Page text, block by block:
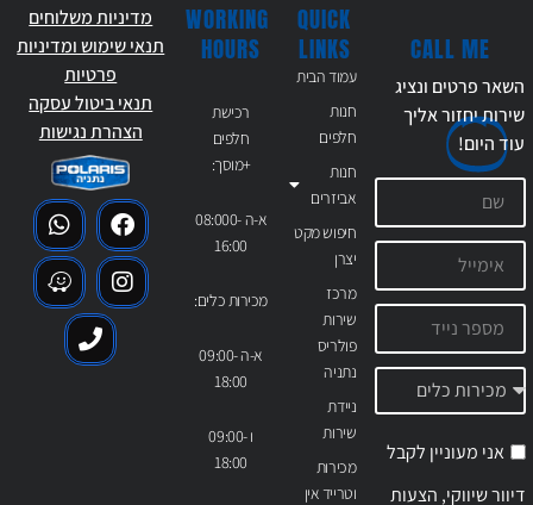
QUICK
LINKS
עמוד הבית
חנות
חלפים
חנות
אביזרים
חיפוש מקט
יצרן
מרכז
שירות
פולריס
נתניה
ניידת
שירות
מכירות
וטרייד אין
WORKING
HOURS
רכישת
חלפים
+מוסך:
א-ה 08:000-
16:00
מכירות כלים:
א-ה 09:00-
18:00
ו 09:00-
18:00
CALL ME
השאר פרטים ונציג
שירות יחזור אליך
עודהיום!
אני מעוניין לקבל
דיוור שיווקי, הצעות
מדיניות משלוחים
תנאי שימוש ומדיניות
פרטיות
תנאי ביטול עסקה
הצהרת נגישות